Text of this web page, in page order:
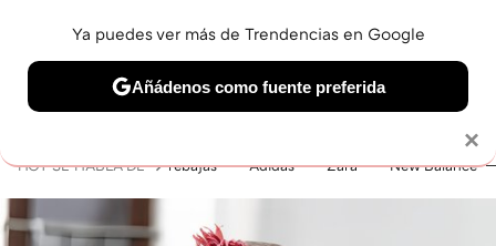
BELLEZA SHOPPING VIAJES GASTRO SNEAKERS
HOY SE HABLA DE rebajas Adidas Zara New Balance
×
Ya puedes ver más de Trendencias en Google
Añádenos como fuente preferida